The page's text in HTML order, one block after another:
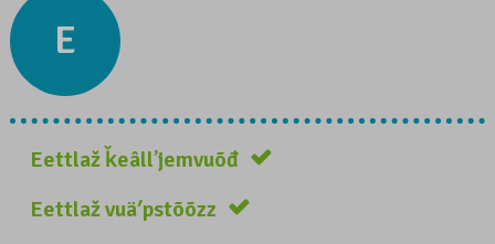
E
Eettlaž ǩeâllʼjemvuõđ
Eettlaž vuäʹpstõõzz